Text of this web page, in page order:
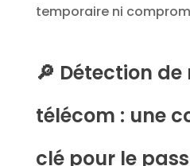
temporaire ni
🔎 Détection
télécom : une
clé pour le